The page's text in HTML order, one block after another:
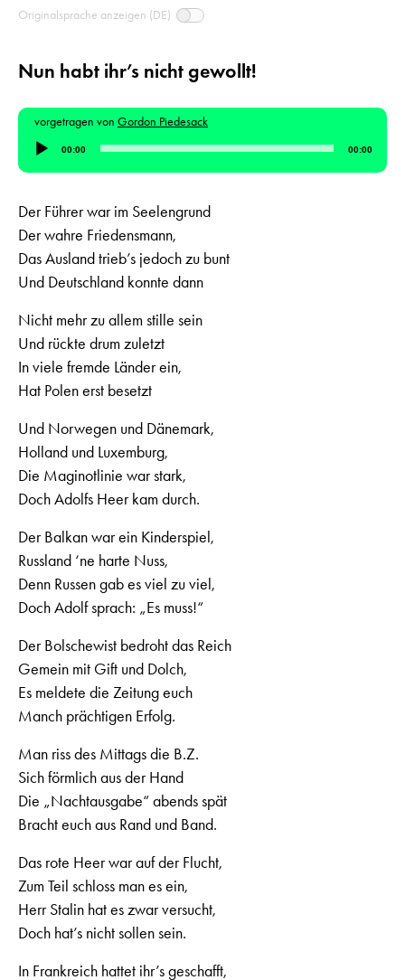
Originalsprache anzeigen (DE)
Nun habt ihr’s nicht gewollt!
vorgetragen von Gordon Piedesack
Audio-
Player
00:00 00:00
Der Führer war im Seelengrund
Der wahre Friedensmann,
Das Ausland trieb’s jedoch zu bunt
Und Deutschland konnte dann
Nicht mehr zu allem stille sein
Und rückte drum zuletzt
In viele fremde Länder ein,
Hat Polen erst besetzt
Und Norwegen und Dänemark,
Holland und Luxemburg,
Die Maginotlinie war stark,
Doch Adolfs Heer kam durch.
Der Balkan war ein Kinderspiel,
Russland ‘ne harte Nuss,
Denn Russen gab es viel zu viel,
Doch Adolf sprach: „Es muss!“
Der Bolschewist bedroht das Reich
Gemein mit Gift und Dolch,
Es meldete die Zeitung euch
Manch prächtigen Erfolg.
Man riss des Mittags die B.Z.
Sich förmlich aus der Hand
Die „Nachtausgabe“ abends spät
Bracht euch aus Rand und Band.
Das rote Heer war auf der Flucht,
Zum Teil schloss man es ein,
Herr Stalin hat es zwar versucht,
Doch hat’s nicht sollen sein.
In Frankreich hattet ihr’s geschafft,